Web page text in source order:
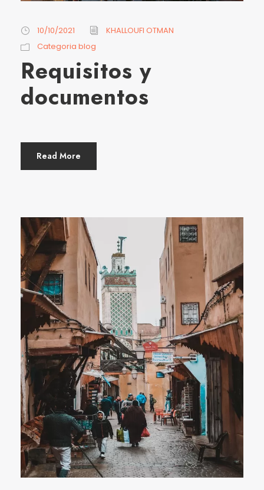
10/10/2021
KHALLOUFI OTMAN
Categoria blog
Requisitos y
documentos
Read More